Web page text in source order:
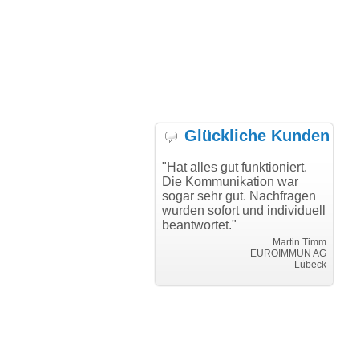
Glückliche Kunden
"Hat alles gut funktioniert.
Die Kommunikation war
sogar sehr gut. Nachfragen
wurden sofort und individuell
beantwortet."
Martin Timm
EUROIMMUN AG
Lübeck